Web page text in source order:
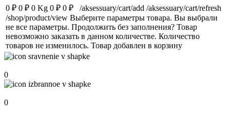
0 ₽ 0 ₽ 0 Kg 0 ₽ 0 ₽ /aksessuary/cart/add /aksessuary/cart/refresh
/shop/product/view Выберите параметры товара. Вы выбрали
не все параметры. Продолжить без заполнения? Товар
невозможно заказать в данном количестве. Количество
товаров не изменилось. Товар добавлен в корзину
0
0